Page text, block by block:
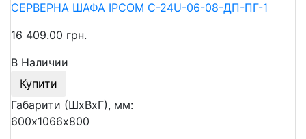
СЕРВЕРНА ШАФА IPCOM С-24U-06-08-ДП-ПГ-1
16 409.00 грн.
В Наличии
Купити
Габарити (ШхВхГ), мм:
600х1066х800